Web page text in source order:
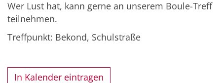
Wer Lust hat, kann gerne an unserem Boule-Treff
teilnehmen.
Treffpunkt: Bekond, Schulstraße
In Kalender eintragen